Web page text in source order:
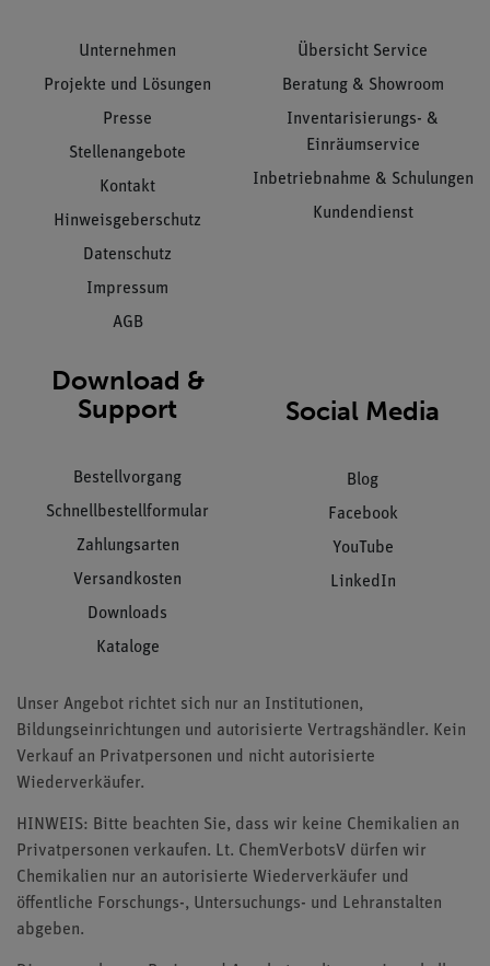
Unternehmen
Projekte und Lösungen
Presse
Stellenangebote
Kontakt
Hinweisgeberschutz
Datenschutz
Impressum
AGB
Übersicht Service
Beratung & Showroom
Inventarisierungs- &
Einräumservice
Inbetriebnahme & Schulungen
Kundendienst
Download &
Support
Bestellvorgang
Schnellbestellformular
Zahlungsarten
Versandkosten
Downloads
Kataloge
Social Media
Blog
Facebook
YouTube
LinkedIn
Unser Angebot richtet sich nur an Institutionen,
Bildungseinrichtungen und autorisierte Vertragshändler. Kein
Verkauf an Privatpersonen und nicht autorisierte
Wiederverkäufer.
HINWEIS: Bitte beachten Sie, dass wir keine Chemikalien an
Privatpersonen verkaufen. Lt. ChemVerbotsV dürfen wir
Chemikalien nur an autorisierte Wiederverkäufer und
öffentliche Forschungs-, Untersuchungs- und Lehranstalten
abgeben.